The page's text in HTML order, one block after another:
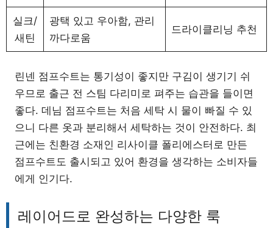
실크/
새틴
광택 있고 우아함, 관리
까다로움
드라이클리닝 추천
린넨 점프수트는 통기성이 좋지만 구김이 생기기 쉬
우므로 출근 전 스팀 다리미로 펴주는 습관을 들이면
좋다. 데님 점프수트는 처음 세탁 시 물이 빠질 수 있
으니 다른 옷과 분리해서 세탁하는 것이 안전하다. 최
근에는 친환경 소재인 리사이클 폴리에스터로 만든
점프수트도 출시되고 있어 환경을 생각하는 소비자들
에게 인기다.
레이어드로 완성하는 다양한 룩